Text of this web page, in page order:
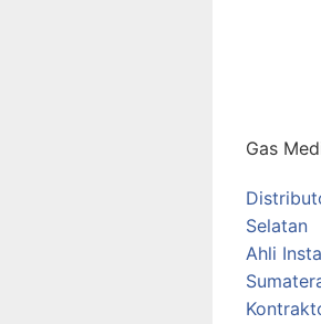
Gas
Selatan
Ahli